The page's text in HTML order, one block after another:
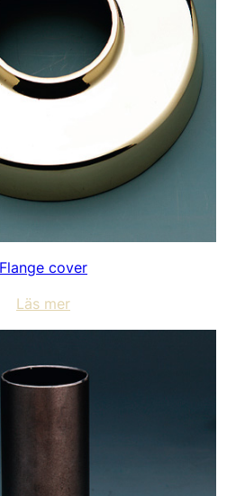
Flange cover
Läs mer